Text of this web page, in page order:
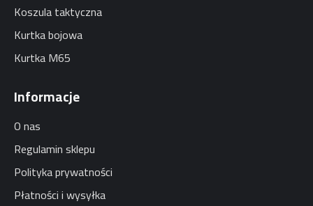
Koszula taktyczna
Kurtka bojowa
Kurtka M65
Informacje
O nas
Regulamin sklepu
Polityka prywatności
Płatności i wysyłka